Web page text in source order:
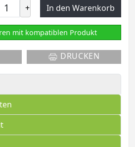
+ In den Warenkorb
mit kompatiblen Produkt
DRUCKEN